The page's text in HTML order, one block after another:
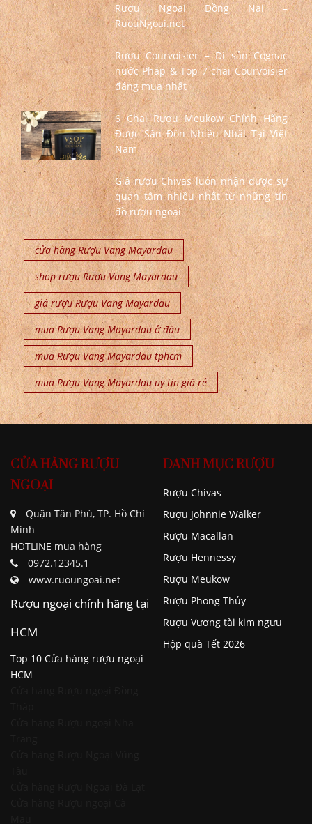
Rượu Ngoại Đồng Nai –
RuouNgoai.net
Rượu Courvoisier – Di sản Cognac
nước Pháp & Top 7 chai Courvoisier
đáng mua nhất
6 Chai Rượu Meukow Chính Hãng
Được Săn Đón Nhiều Nhất Tại Việt
Nam
Giá rượu Chivas luôn nhận được sự
quan tâm nhiều nhất từ những tín
đồ rượu ngoại
cửa hàng Rượu Vang Mayardau
shop rượu Rượu Vang Mayardau
giá rượu Rượu Vang Mayardau
mua Rượu Vang Mayardau ở đâu
mua Rượu Vang Mayardau tphcm
mua Rượu Vang Mayardau uy tín giá rẻ
CỬA HÀNG RƯỢU
NGOẠI
Quận Tân Phú, TP. Hồ Chí
Minh
HOTLINE mua hàng
0972.12345.1
www.ruoungoai.net
Rượu ngoại chính hãng tại
HCM
Top 10 Cửa hàng rượu ngoại
HCM
DANH MỤC RƯỢU
Rượu Chivas
Rượu Johnnie Walker
Rượu Macallan
Rượu Hennessy
Rượu Meukow
Rượu Phong Thủy
Rượu Vương tài kim ngưu
Hộp quà Tết 2026